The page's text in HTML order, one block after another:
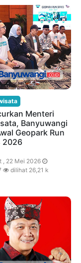
Menteri
Banyuwangi
Geopark Run
2026
, 22 Mei 2026
dilihat 26,21 k